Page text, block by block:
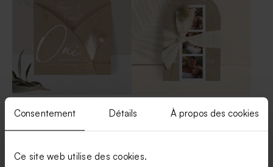
Consentement Détails À propos des cookies
Ce site web utilise des cookies.
kraft (et fleurs séchées*)
originale, ruban et
séchées*)